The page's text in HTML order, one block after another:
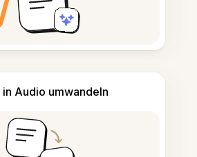
in Audio umwandeln